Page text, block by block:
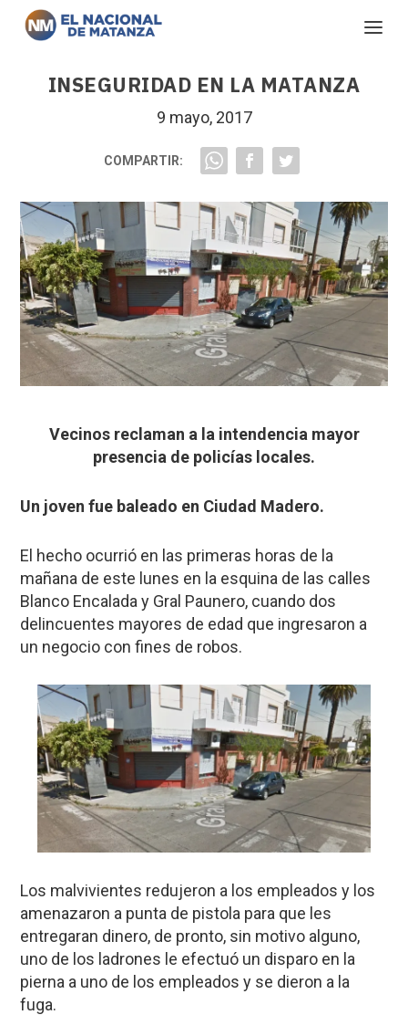
INSEGURIDAD EN LA MATANZA
9 mayo, 2017
COMPARTIR:
Vecinos reclaman a la intendencia mayor
presencia de policías locales.
Un joven fue baleado en Ciudad Madero.
El hecho ocurrió en las primeras horas de la
mañana de este lunes en la esquina de las calles
Blanco Encalada y Gral Paunero, cuando dos
delincuentes mayores de edad que ingresaron a
un negocio con fines de robos.
Los malvivientes redujeron a los empleados y los
amenazaron a punta de pistola para que les
entregaran dinero, de pronto, sin motivo alguno,
uno de los ladrones le efectuó un disparo en la
pierna a uno de los empleados y se dieron a la
fuga.